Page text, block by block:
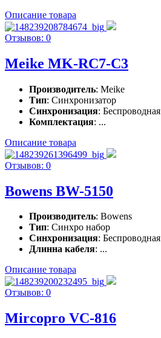
Описание товара
Отзывов: 0
Meike MK-RC7-C3
Производитель: Meike
Тип: Синхронизатор
Синхронизация: Беспроводная
Комплектация: ...
Описание товара
Отзывов: 0
Bowens BW-5150
Производитель: Bowens
Тип: Синхро набор
Синхронизация: Беспроводная
Длинна кабеля: ...
Описание товара
Отзывов: 0
Mircopro VC-816